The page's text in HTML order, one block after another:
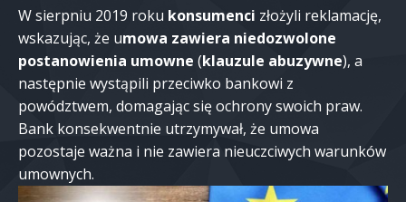
W sierpniu 2019 roku konsumenci złożyli reklamację,
wskazując, że umowa zawiera niedozwolone
postanowienia umowne (klauzule abuzywne), a
następnie wystąpili przeciwko bankowi z
powództwem, domagając się ochrony swoich praw.
Bank konsekwentnie utrzymywał, że umowa
pozostaje ważna i nie zawiera nieuczciwych warunków
umownych.